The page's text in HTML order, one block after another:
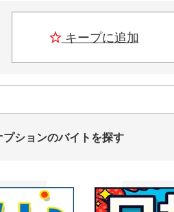
キープに追加
ションのバイトを探す